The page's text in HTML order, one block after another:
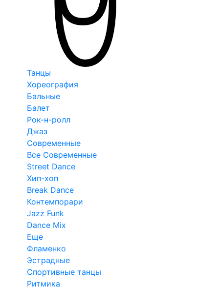
Танцы
Хореография
Бальные
Балет
Рок-н-ролл
Джаз
Современные
Все Современные
Street Dance
Хип-хоп
Break Dance
Контемпорари
Jazz Funk
Dance Mix
Еще
Фламенко
Эстрадные
Спортивные танцы
Ритмика